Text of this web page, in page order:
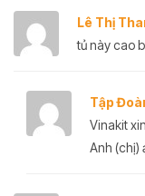
Lê Thị
tủ này cao
Tập
Vinakit
Anh (chị)